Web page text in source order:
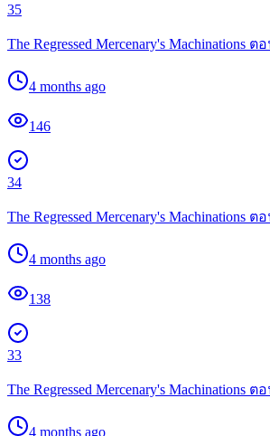
35
The Regressed Mercenary's Machinations ต
4 months ago
146
34
The Regressed Mercenary's Machinations ต
4 months ago
138
33
The Regressed Mercenary's Machinations ต
4 months ago